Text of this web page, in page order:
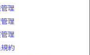
理
理
理
約